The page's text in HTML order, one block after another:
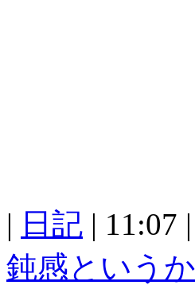
| 日記 | 11:07 |
鈍感という